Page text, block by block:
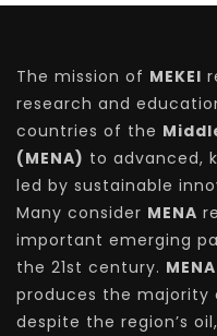
The mission of MEKEI
research and
countries of the
(MENA) to advanced,
led by sustainable
Many consider MENA
important emerging
the 21st century. MENA
produces the majority
despite the region’s